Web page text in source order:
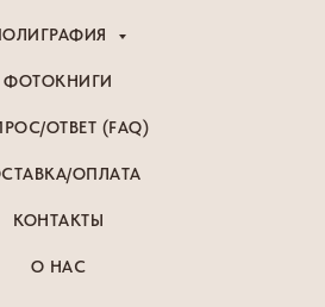
ФОТОКНИГИ
ОТВЕТ (FAQ)
ОПЛАТА
КОНТАКТЫ
О НАС